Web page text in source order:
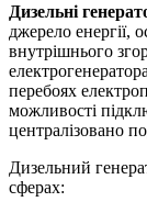
Дизельні
джерело енергії,
внутрішнього
перебоях
можливості
централізовано
Дизельний
сферах: